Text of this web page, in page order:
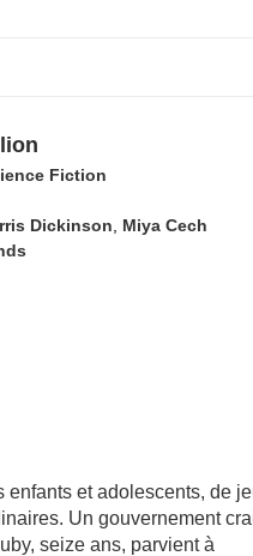
Fiction
Dickinson
Miya Cech
et adolescents, de
Un gouvernement
seize ans, parvient à